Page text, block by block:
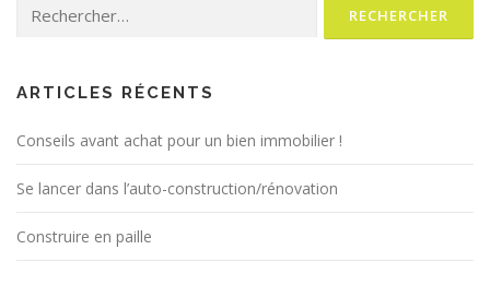
n
e
s
r
ARTICLES RÉCENTS
Conseils avant achat pour un bien immobilier !
Se lancer dans l’auto-construction/rénovation
Construire en paille